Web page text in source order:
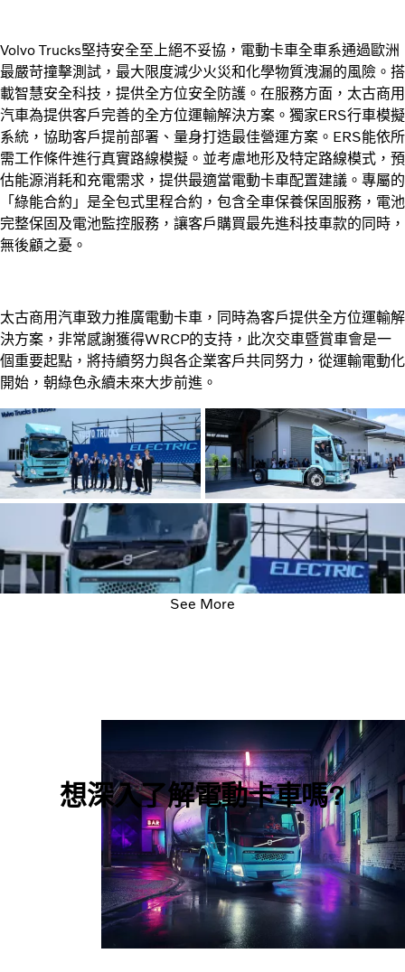
Volvo Trucks堅持安全至上絕不妥協，電動卡車全車系通過歐洲
最嚴苛撞擊測試，最大限度減少火災和化學物質洩漏的風險。搭
載智慧安全科技，提供全方位安全防護。在服務方面，太古商用
汽車為提供客戶完善的全方位運輸解決方案。獨家ERS行車模擬
系統，協助客戶提前部署、量身打造最佳營運方案。ERS能依所
需工作條件進行真實路線模擬。並考慮地形及特定路線模式，預
估能源消耗和充電需求，提供最適當電動卡車配置建議。專屬的
「綠能合約」是全包式里程合約，包含全車保養保固服務，電池
完整保固及電池監控服務，讓客戶購買最先進科技車款的同時，
無後顧之憂。
太古商用汽車致力推廣電動卡車，同時為客戶提供全方位運輸解
決方案，非常感謝獲得WRCP的支持，此次交車暨賞車會是一
個重要起點，將持續努力與各企業客戶共同努力，從運輸電動化
開始，朝綠色永續未來大步前進。
See More
想深入了解電動卡車嗎?